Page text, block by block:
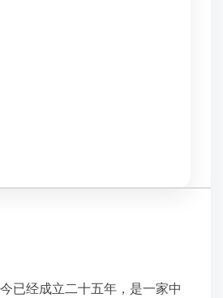
已经成立二十五年，是一家中